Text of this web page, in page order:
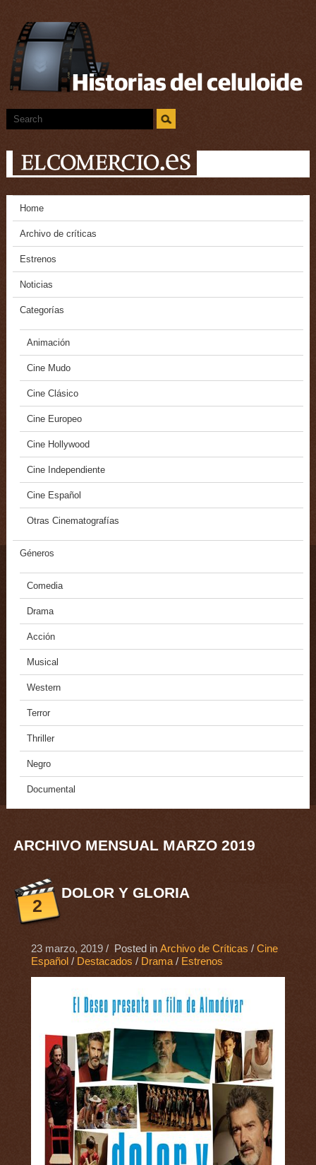
Home
Archivo de críticas
Estrenos
Noticias
Categorías
Animación
Cine Mudo
Cine Clásico
Cine Europeo
Cine Hollywood
Cine Independiente
Cine Español
Otras Cinematografías
Géneros
Comedia
Drama
Acción
Musical
Western
Terror
Thriller
Negro
Documental
ARCHIVO MENSUAL MARZO 2019
2
DOLOR Y GLORIA
23 marzo, 2019/ Posted in Archivo de Críticas / Cine
Español / Destacados / Drama/ Estrenos